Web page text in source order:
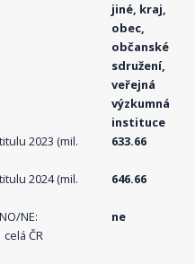
jiné, kraj,
obec,
občanské
sdružení,
veřejná
výzkumná
instituce
2023 (mil.
633.66
2024 (mil.
646.66
NE:
ne
celá ČR